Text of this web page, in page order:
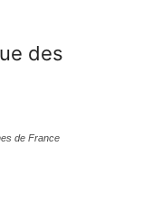
des
de France